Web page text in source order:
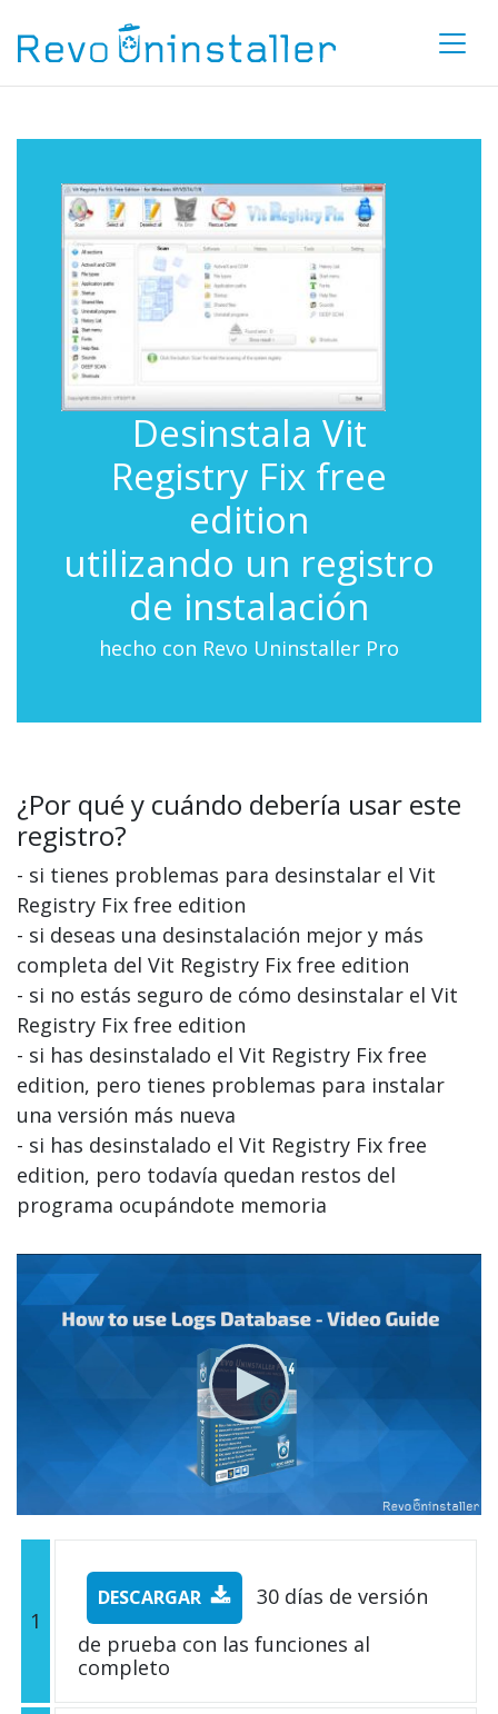
Desinstala Vit
Registry Fix free
edition
utilizando un registro
de instalación
hecho con Revo Uninstaller Pro
¿Por qué y cuándo debería usar este
registro?
- si tienes problemas para desinstalar el Vit
Registry Fix free edition
- si deseas una desinstalación mejor y más
completa del Vit Registry Fix free edition
- si no estás seguro de cómo desinstalar el Vit
Registry Fix free edition
- si has desinstalado el Vit Registry Fix free
edition, pero tienes problemas para instalar
una versión más nueva
- si has desinstalado el Vit Registry Fix free
edition, pero todavía quedan restos del
programa ocupándote memoria
1
DESCARGAR
30 días de versión
de prueba con las funciones al
completo